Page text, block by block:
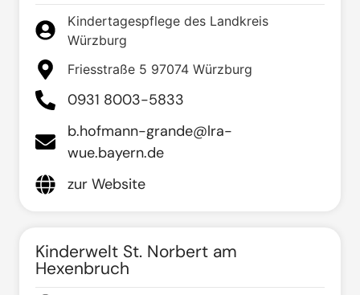
Kindertagespflege des Landkreis
Würzburg
Friesstraße 5 97074 Würzburg
0931 8003-5833
b.hofmann-grande@lra-
wue.bayern.de
zur Website
Kinderwelt St. Norbert am
Hexenbruch